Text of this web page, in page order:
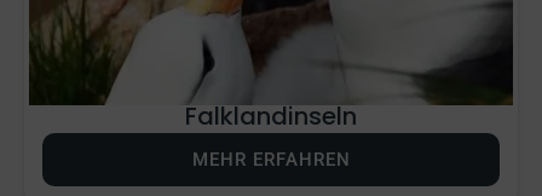
Falklandinseln
MEHR ERFAHREN